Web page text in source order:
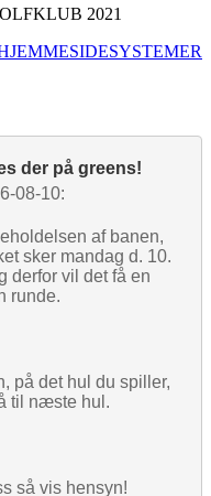
2021
der på greens!
08-10:
af banen,
sker mandag d. 10.
derfor vil det få en
runde.
på det hul du spiller,
til næste hul.
så vis hensyn!